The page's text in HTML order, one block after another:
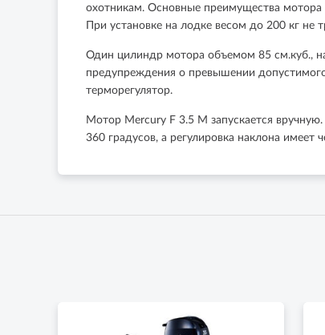
охотникам. Основные преимущества мотора
При установке на лодке весом до 200 кг не
Один цилиндр мотора объемом 85 см.куб.,
предупреждения о превышении
терморегулятор.
Мотор Mercury F 3.5 M запускается
360 градусов, а регулировка наклона